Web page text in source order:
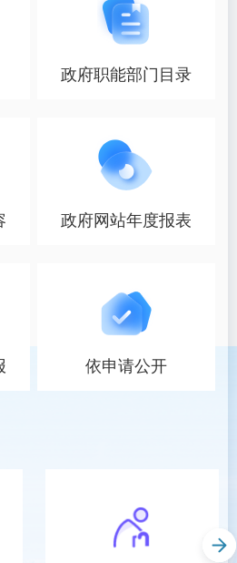
政府职能部门目录
政府网站年度报表
依申请公开